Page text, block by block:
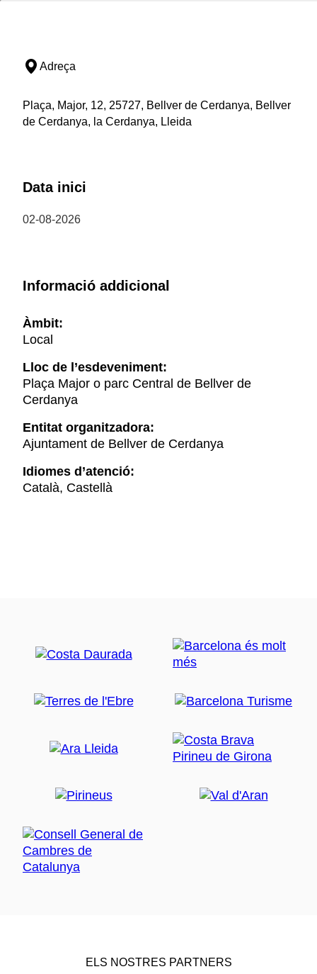
Adreça
Plaça, Major, 12, 25727, Bellver de Cerdanya, Bellver
de Cerdanya, la Cerdanya, Lleida
Data inici
02-08-2026
Informació addicional
Àmbit:
Local
Lloc de l’esdeveniment:
Plaça Major o parc Central de Bellver de
Cerdanya
Entitat organitzadora:
Ajuntament de Bellver de Cerdanya
Idiomes d’atenció:
Català, Castellà
ELS NOSTRES PARTNERS